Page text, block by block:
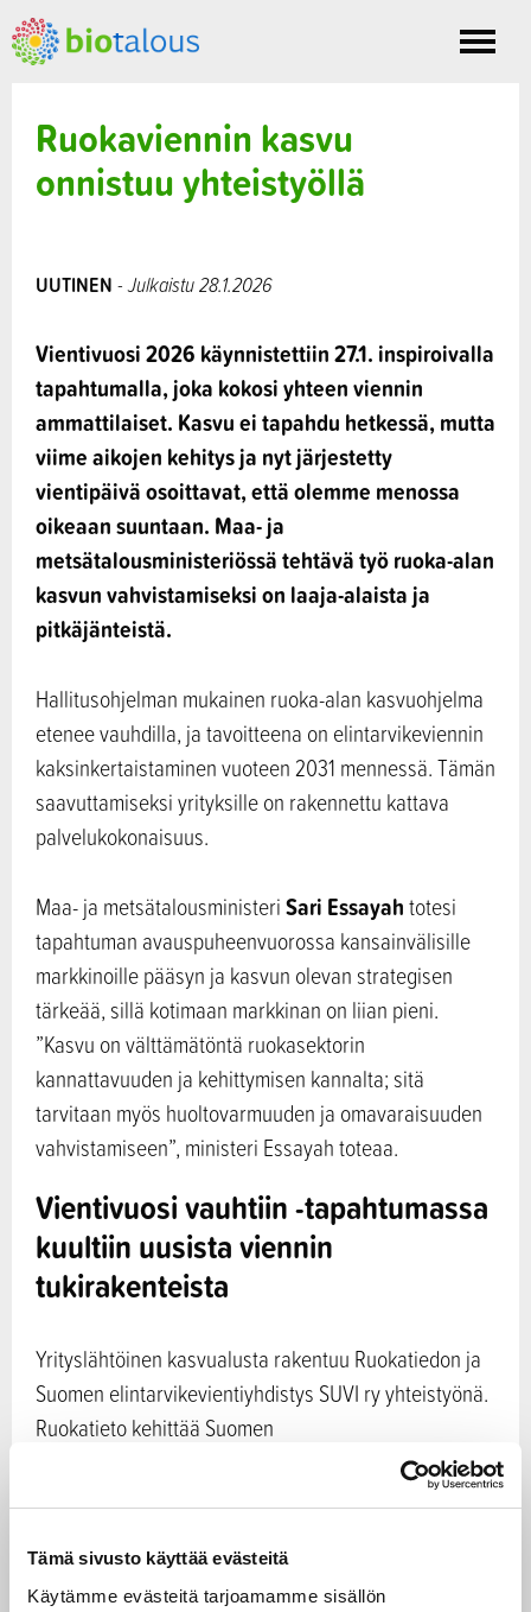
Tämä sivusto käyttää evästeitä
Käytämme evästeitä tarjoamamme sisällön
Toggle
Ruokaviennin kasvu
onnistuu yhteistyöllä
UUTINEN - Julkaistu 28.1.2026
Vientivuosi 2026 käynnistettiin 27.1. inspiroivalla
tapahtumalla, joka kokosi yhteen viennin
ammattilaiset. Kasvu ei tapahdu hetkessä, mutta
viime aikojen kehitys ja nyt järjestetty
vientipäivä osoittavat, että olemme menossa
oikeaan suuntaan. Maa- ja
metsätalousministeriössä tehtävä työ ruoka-alan
kasvun vahvistamiseksi on laaja-alaista ja
pitkäjänteistä.
Hallitusohjelman mukainen ruoka-alan kasvuohjelma
etenee vauhdilla, ja tavoitteena on elintarvikeviennin
kaksinkertaistaminen vuoteen 2031 mennessä. Tämän
saavuttamiseksi yrityksille on rakennettu kattava
palvelukokonaisuus.
Maa- ja metsätalousministeriSari Essayahtotesi
tapahtuman avauspuheenvuorossa kansainvälisille
markkinoille pääsyn ja kasvun olevan strategisen
tärkeää, sillä kotimaan markkinan on liian pieni.
”Kasvu on välttämätöntä ruokasektorin
kannattavuuden ja kehittymisen kannalta; sitä
tarvitaan myös huoltovarmuuden ja omavaraisuuden
vahvistamiseen”, ministeri Essayah toteaa.
Vientivuosi vauhtiin -tapahtumassa
kuultiin uusista viennin
tukirakenteista
Yrityslähtöinen kasvualusta rakentuu Ruokatiedon ja
Suomen elintarvikevientiyhdistys SUVI ry yhteistyönä.
Ruokatieto kehittää Suomen
elintarvikevientistrategiaa ja toimii linkkinä yritysten
ja hallinnon välillä, kun taas SUVI tarjoaa pk-yrityksille
markkinoillemenopalveluja.